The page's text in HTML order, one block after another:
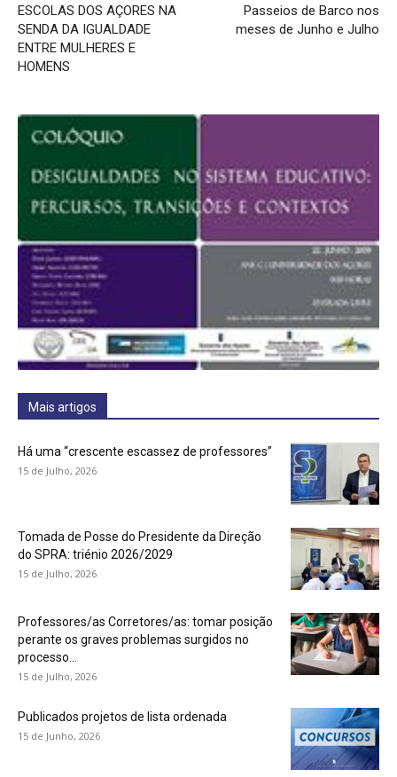
ESCOLAS DOS AÇORES NA
SENDA DA IGUALDADE
ENTRE MULHERES E
HOMENS
Passeios de Barco nos
meses de Junho e Julho
Mais artigos
Há uma “crescente escassez de professores”
15 de Julho, 2026
Tomada de Posse do Presidente da Direção
do SPRA: triénio 2026/2029
15 de Julho, 2026
Professores/as Corretores/as: tomar posição
perante os graves problemas surgidos no
processo...
15 de Julho, 2026
Publicados projetos de lista ordenada
15 de Junho, 2026